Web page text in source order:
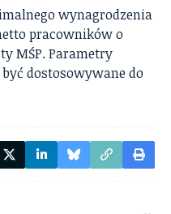
wynagrodzenia
pracowników o
MŚP. Parametry
dostosowywane do